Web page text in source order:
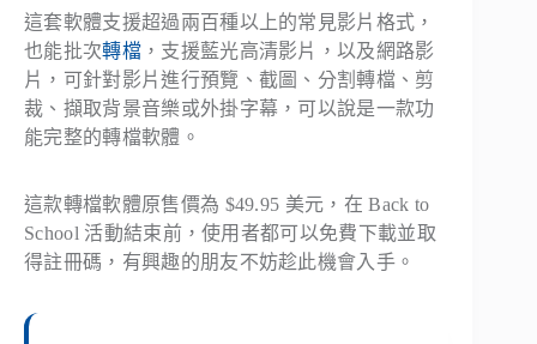
這套軟體支援超過兩百種以上的常見影片格式，
也能批次轉檔，支援藍光高清影片，以及網路影
片，可針對影片進行預覽、截圖、分割轉檔、剪
裁、擷取背景音樂或外掛字幕，可以說是一款功
能完整的轉檔軟體。
這款轉檔軟體原售價為 $49.95 美元，在 Back to
School 活動結束前，使用者都可以免費下載並取
得註冊碼，有興趣的朋友不妨趁此機會入手。